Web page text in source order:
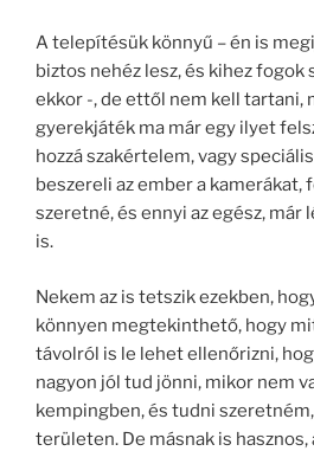
A telepítésük könnyű – én is
biztos nehéz lesz, és kihez
ekkor -, de ettől nem kell tartani,
gyerekjáték ma már egy ilyet
hozzá szakértelem, vagy
beszereli az ember a kamerákat,
szeretné, és ennyi az egész, már
is.
Nekem az is tetszik ezekben,
könnyen megtekinthető, hogy
távolról is le lehet ellenőrizni,
nagyon jól tud jönni, mikor nem
kempingben, és tudni
területen. De másnak is hasznos,